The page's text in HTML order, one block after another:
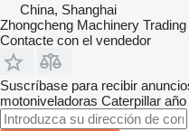
China, Shanghai
Zhongcheng Machinery
Contacte con el vendedor
Suscríbase para recibir
motoniveladoras Caterpillar